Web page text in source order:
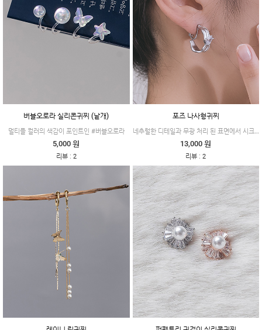
버블오로라 실리콘귀찌 (낱개)
멀티플 컬러의 색감이 포인트인 #버블오로라
5,000 원
리뷰: 2
포즈 나사형귀찌
네추럴한 디테일과 무광 처리 된 표면에서 시크함과 멋스러움이 느껴지는 #포즈
13,000 원
리뷰 :2